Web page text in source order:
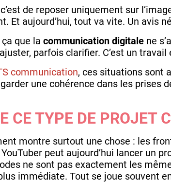
de reposer uniquement sur
Et aujourd’hui, tout va vite. Un avis
ça que la communication digitale ne
parfois clarifier. C’est un
communication, ces situations sont
une cohérence dans les prises
CE TYPE DE PROJET
montre surtout une chose : les
peut aujourd’hui lancer un
ne sont pas exactement les
immédiate. Tout se joue souvent